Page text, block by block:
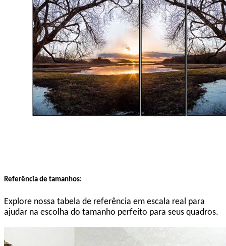
Referência de tamanhos:
Explore nossa tabela de referência em escala real para
ajudar na escolha do tamanho perfeito para seus quadros.